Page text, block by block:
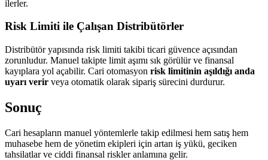
ilerler.
Risk Limiti ile Çalışan Distribütörler
Distribütör yapısında risk limiti takibi ticari güvence açısından
zorunludur. Manuel takipte limit aşımı sık görülür ve finansal
kayıplara yol açabilir. Cari otomasyon risk limitinin aşıldığı anda
uyarı verir veya otomatik olarak sipariş sürecini durdurur.
Sonuç
Cari hesapların manuel yöntemlerle takip edilmesi hem satış hem
muhasebe hem de yönetim ekipleri için artan iş yükü, geciken
tahsilatlar ve ciddi finansal riskler anlamına gelir.